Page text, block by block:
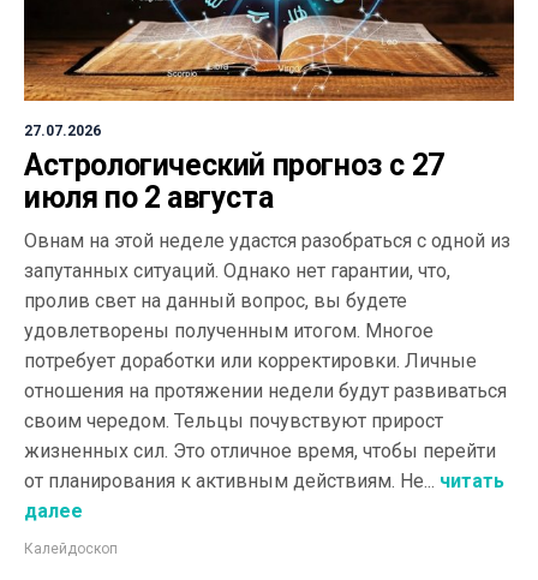
27.07.2026
Астрологический прогноз с 27
июля по 2 августа
Овнам на этой неделе удастся разобраться c одной из
запутанных ситуаций. Однако нет гарантии, что,
пролив свет на данный вопрос, вы будете
удовлетворены полученным итогом. Многое
потребует доработки или корректировки. Личные
отношения на протяжении недели будут развиваться
своим чередом. Тельцы почувствуют прирост
жизненных сил. Это отличное время, чтобы перейти
от планирования к активным действиям. Не... читать
далее
Калейдоскоп